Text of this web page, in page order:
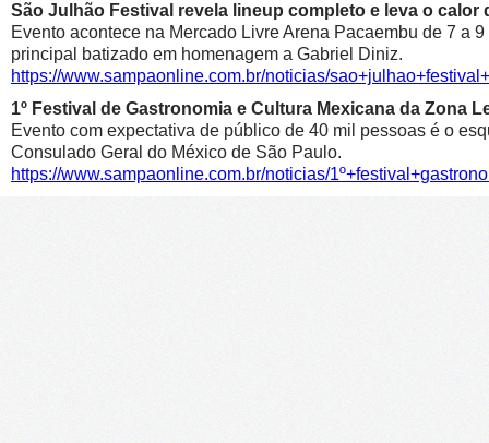
São Julhão Festival revela lineup completo e leva o calor
Evento acontece na Mercado Livre Arena Pacaembu de 7 a
principal batizado em homenagem a Gabriel Diniz.
https://www.sampaonline.com.br/noticias/
1º Festival de Gastronomia e Cultura Mexicana da Zona
Evento com expectativa de público de 40 mil pessoas é o
Consulado Geral do México de São Paulo.
https://www.sampaonline.com.br/noticias/